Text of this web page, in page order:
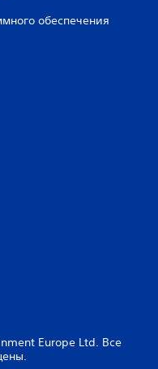
обеспечения
Europe Ltd. Все